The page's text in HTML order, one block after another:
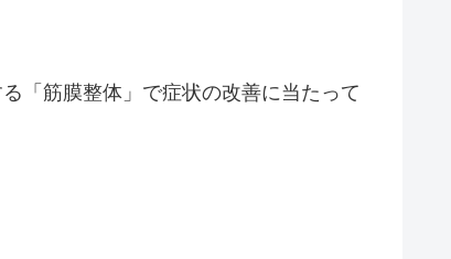
「筋膜整体」で症状の改善に当たって